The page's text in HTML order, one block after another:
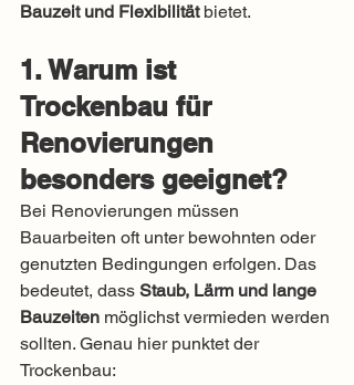
Bauzeit und Flexibilität bietet.
1. Warum ist
Trockenbau für
Renovierungen
besonders geeignet?
Bei Renovierungen müssen
Bauarbeiten oft unter bewohnten oder
genutzten Bedingungen erfolgen. Das
bedeutet, dass Staub, Lärm und lange
Bauzeiten möglichst vermieden werden
sollten. Genau hier punktet der
Trockenbau: